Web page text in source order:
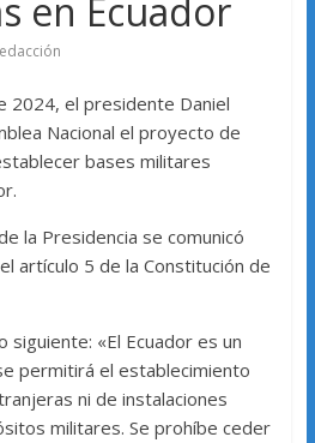
en Ecuador
2024, el presidente Daniel
Nacional el proyecto de
bases militares
la Presidencia se comunicó
artículo 5 de la Constitución de
siguiente: «El Ecuador es un
permitirá el establecimiento
ni de instalaciones
militares. Se prohíbe ceder